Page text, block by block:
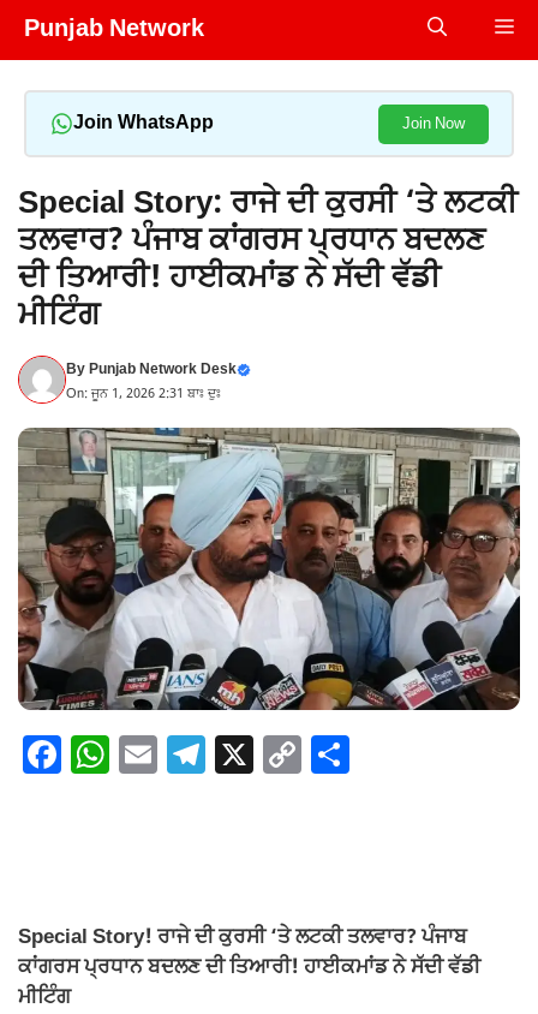
Skip
Punjab Network
Join WhatsApp Join Now
Special Story: ਰਾਜੇ ਦੀ ਕੁਰਸੀ ‘ਤੇ ਲਟਕੀ
ਤਲਵਾਰ? ਪੰਜਾਬ ਕਾਂਗਰਸ ਪ੍ਰਧਾਨ ਬਦਲਣ
ਦੀ ਤਿਆਰੀ! ਹਾਈਕਮਾਂਡ ਨੇ ਸੱਦੀ ਵੱਡੀ
ਮੀਟਿੰਗ
ByPunjab Network Desk
On: ਜੂਨ 1, 2026 2:31 ਬਾਃ ਦੁਃ
F
o
o
W
p
p
E T
m
X C
n
k
Special Story! ਰਾਜੇ ਦੀ ਕੁਰਸੀ ‘ਤੇ ਲਟਕੀ ਤਲਵਾਰ? ਪੰਜਾਬ
ਕਾਂਗਰਸ ਪ੍ਰਧਾਨ ਬਦਲਣ ਦੀ ਤਿਆਰੀ! ਹਾਈਕਮਾਂਡ ਨੇ ਸੱਦੀ ਵੱਡੀ
ਮੀਟਿੰਗ